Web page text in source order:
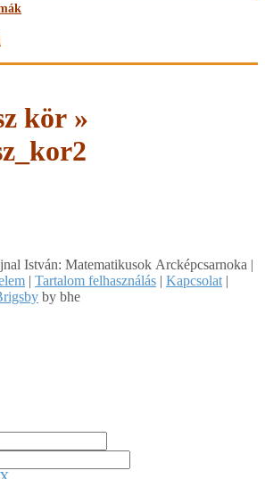
kör »
István: Matematikusok Arcképcsarnoka |
| Tartalom felhasználás | Kapcsolat |
by bhe